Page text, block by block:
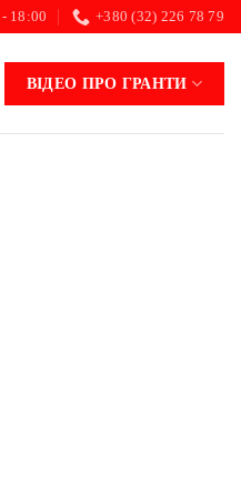
18:00 +380 (32) 226 78 79
ВІДЕО ПРО ГРАНТИ